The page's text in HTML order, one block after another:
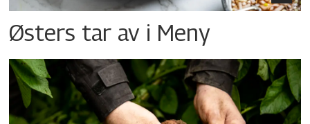
Østers tar av i Meny